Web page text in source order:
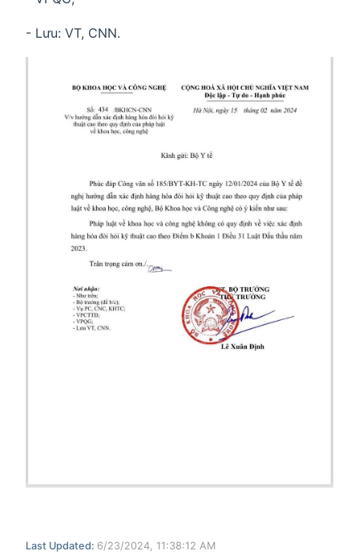
- Lưu: VT, CNN.
Last Updated: 6/23/2024, 11:38:12 AM